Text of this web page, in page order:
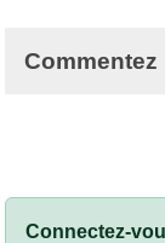
Commentez
Connectez-